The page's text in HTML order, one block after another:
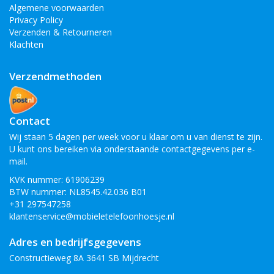
Algemene voorwaarden
Privacy Policy
Verzenden & Retourneren
Klachten
Verzendmethoden
Contact
Wij staan 5 dagen per week voor u klaar om u van dienst te zijn.
U kunt ons bereiken via onderstaande contactgegevens per e-
mail.
KVK nummer: 61906239
BTW nummer: NL8545.42.036 B01
+31 297547258
klantenservice@mobieletelefoonhoesje.nl
Adres en bedrijfsgegevens
Constructieweg 8A 3641 SB Mijdrecht